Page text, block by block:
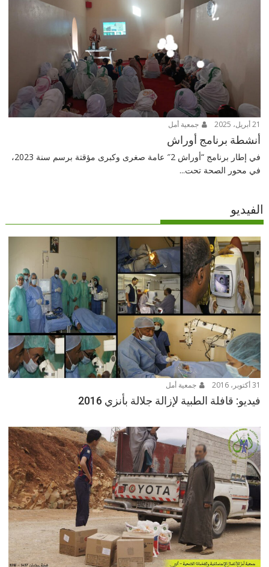
21 أبريل، 2025 جمعية أمل
أنشطة برنامج أوراش
في إطار برنامج “أوراش 2″ عامة صغرى وكبرى مؤقتة برسم سنة 2023،
في محور الصحة تحت...
الفيديو
31 أكتوبر، 2016 جمعية أمل
فيديو: قافلة الطبية لإزالة جلالة بأنزي 2016